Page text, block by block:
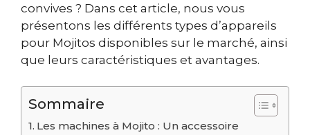
convives ? Dans cet article, nous vous
présentons les différents types d’appareils
pour Mojitos disponibles sur le marché, ainsi
que leurs caractéristiques et avantages.
Sommaire
Les machines à Mojito : Un accessoire